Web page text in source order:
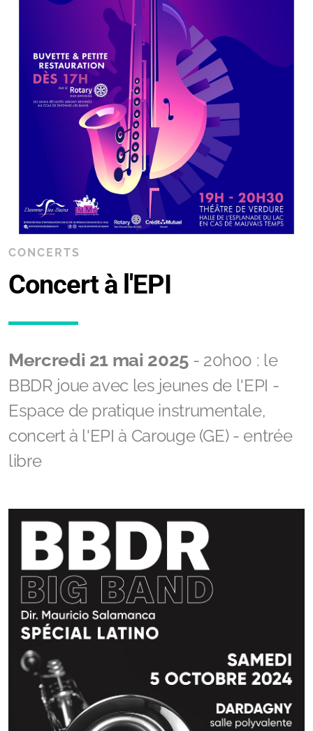
CONCERTS
Concert à l'EPI
Mercredi 21 mai 2025 - 20h00 : le
BBDR joue avec les jeunes de l'EPI -
Espace de pratique instrumentale,
concert à l'EPI à Carouge (GE) - entrée
libre